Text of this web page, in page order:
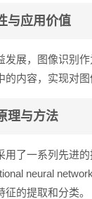
与应用价值
发展，图像识别
内容，实现对
理与方法
用了一系列先进
neural
的提取和分类。